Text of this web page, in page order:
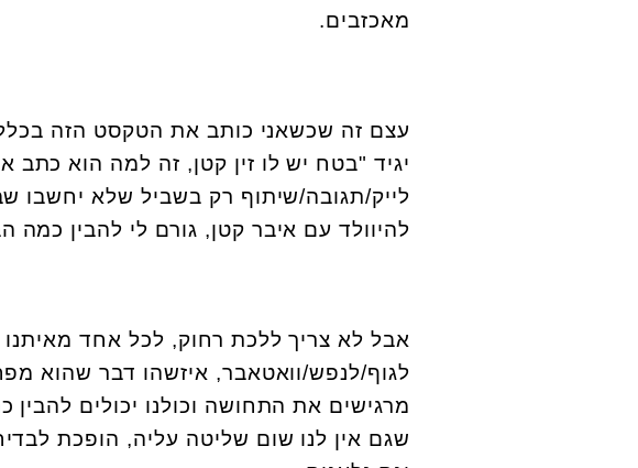
מאכזבים.
עצם זה שכשאני כותב את הטקסט הזה
יגיד "בטח יש לו זין קטן, זה למה הוא
לייק/תגובה/שיתוף רק בשביל שלא יחשבו
להיוולד עם איבר קטן, גורם לי להבין כמה
אבל לא צריך ללכת רחוק, לכל אחד
לגוף/לנפש/וואטאבר, איזשהו דבר שהוא
מרגישים את התחושה וכולנו יכולים
שגם אין לנו שום שליטה עליה, הופכת